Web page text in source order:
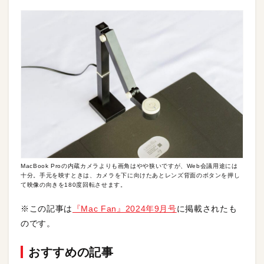
MacBook Proの内蔵カメラよりも画角はやや狭いですが、Web会議用途には
十分。手元を映すときは、カメラを下に向けたあとレンズ背面のボタンを押し
て映像の向きを180度回転させます。
※この記事は 『Mac Fan』2024年9月号に掲載されたも
のです。
おすすめの記事